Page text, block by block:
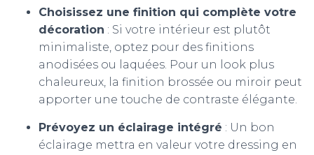
Choisissez une finition qui complète votre
décoration : Si votre intérieur est plutôt
minimaliste, optez pour des finitions
anodisées ou laquées. Pour un look plus
chaleureux, la finition brossée ou miroir peut
apporter une touche de contraste élégante.
Prévoyez un éclairage intégré : Un bon
éclairage mettra en valeur votre dressing en